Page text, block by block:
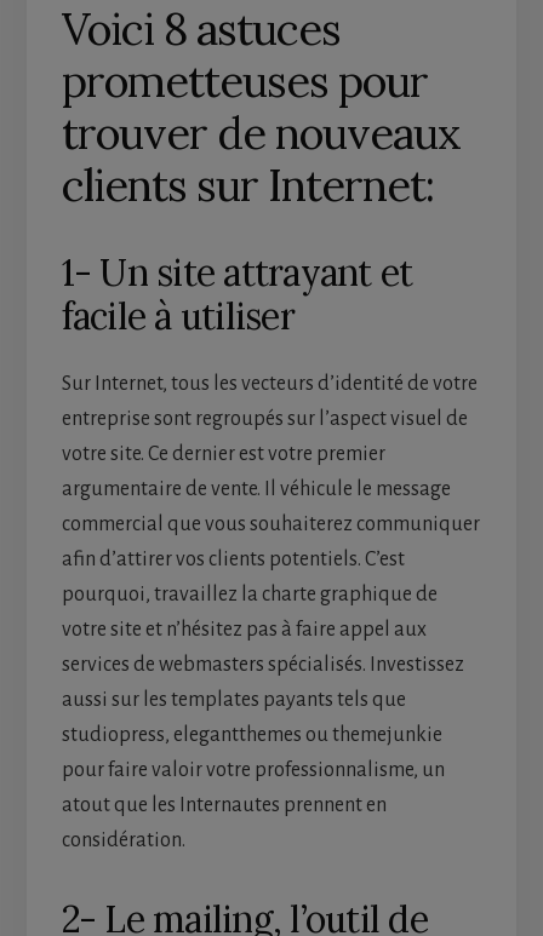
Voici 8 astuces
prometteuses pour
trouver de nouveaux
clients sur Internet:
1- Un site attrayant et
facile à utiliser
Sur Internet, tous les vecteurs d’identité de votre
entreprise sont regroupés sur l’aspect visuel de
votre site. Ce dernier est votre premier
argumentaire de vente. Il véhicule le message
commercial que vous souhaiterez communiquer
afin d’attirer vos clients potentiels. C’est
pourquoi, travaillez la charte graphique de
votre site et n’hésitez pas à faire appel aux
services de webmasters spécialisés. Investissez
aussi sur les templates payants tels que
studiopress, elegantthemes ou themejunkie
pour faire valoir votre professionnalisme, un
atout que les Internautes prennent en
considération.
2- Le mailing, l’outil de